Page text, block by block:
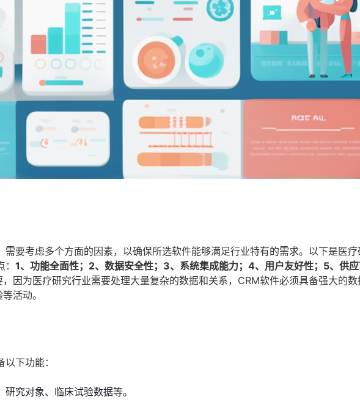
需要考虑多个方面的因素，以确保所选软件能够满足行业特有的需求。以下是医
1、功能全面性；2、数据安全性；3、系统集成能力；4、用户友好性；5、供
因为医疗研究行业需要处理大量复杂的数据和关系，CRM软件必须具备强大的
活动。
下功能：
究对象、临床试验数据等。